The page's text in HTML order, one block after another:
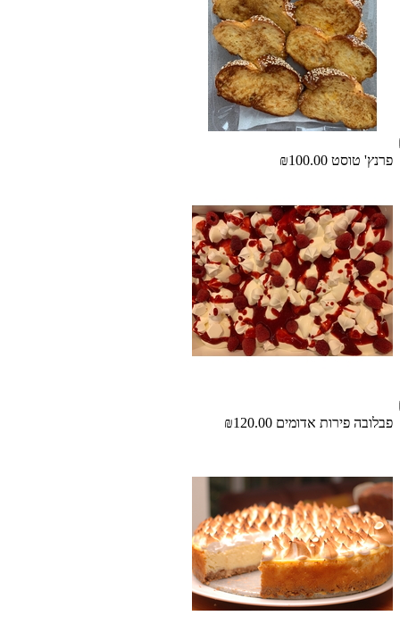
פרנץ' טוסט ₪100.00
פבלובה פירות אדומים ₪120.00